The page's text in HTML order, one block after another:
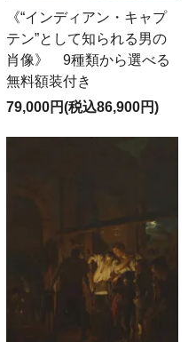
《“インディアン・キャプ
テン”として知られる男の
肖像》 9種類から選べる
無料額装付き
79,000円(税込86,900円)